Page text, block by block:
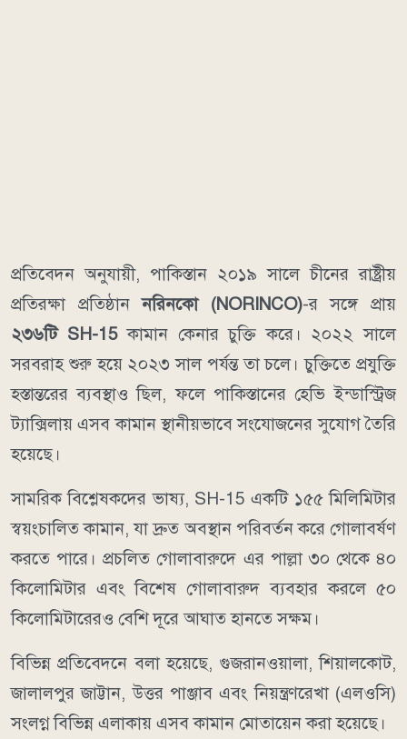
প্রতিবেদন অনুযায়ী, পাকিস্তান ২০১৯ সালে চীনের রাষ্ট্রীয়
প্রতিরক্ষা প্রতিষ্ঠাননরিনকো (NORINCO)-র সঙ্গে প্রায়
২৩৬টি SH-15কামান কেনার চুক্তি করে। ২০২২ সালে
সরবরাহ শুরু হয়ে ২০২৩ সাল পর্যন্ত তা চলে। চুক্তিতে প্রযুক্তি
হস্তান্তরের ব্যবস্থাও ছিল, ফলে পাকিস্তানের হেভি ইন্ডাস্ট্রিজ
ট্যাক্সিলায় এসব কামান স্থানীয়ভাবে সংযোজনের সুযোগ তৈরি
হয়েছে।
সামরিক বিশ্লেষকদের ভাষ্য, SH-15 একটি ১৫৫ মিলিমিটার
স্বয়ংচালিত কামান, যা দ্রুত অবস্থান পরিবর্তন করে গোলাবর্ষণ
করতে পারে। প্রচলিত গোলাবারুদে এর পাল্লা ৩০ থেকে ৪০
কিলোমিটার এবং বিশেষ গোলাবারুদ ব্যবহার করলে ৫০
কিলোমিটারেরও বেশি দূরে আঘাত হানতে সক্ষম।
বিভিন্ন প্রতিবেদনে বলা হয়েছে, গুজরানওয়ালা, শিয়ালকোট,
জালালপুর জাট্টান, উত্তর পাঞ্জাব এবং নিয়ন্ত্রণরেখা (এলওসি)
সংলগ্ন বিভিন্ন এলাকায় এসব কামান মোতায়েন করা হয়েছে।